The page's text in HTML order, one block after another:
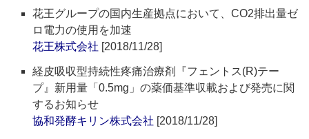
花王グループの国内生産拠点において、CO2排出量ゼ
ロ電力の使用を加速
花王株式会社 [2018/11/28]
経皮吸収型持続性疼痛治療剤『フェントス(R)テー
プ』新用量「0.5mg」の薬価基準収載および発売に関
するお知らせ
協和発酵キリン株式会社 [2018/11/28]